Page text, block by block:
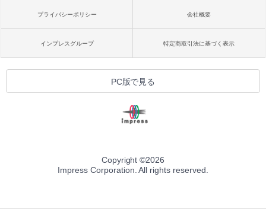
プライバシーポリシー 会社概要
インプレスグループ 特定商取引法に基づく表示
PC版で見る
Copyright ©2026
Impress Corporation. All rights reserved.